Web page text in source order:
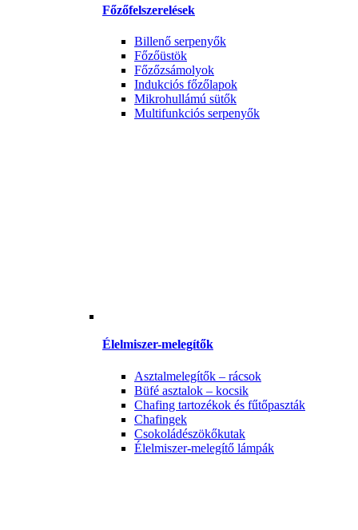
Főzőfelszerelések
Billenő serpenyők
Főzőüstök
Főzőzsámolyok
Indukciós főzőlapok
Mikrohullámú sütők
Multifunkciós serpenyők
Élelmiszer-melegítők
Asztalmelegítők – rácsok
Büfé asztalok – kocsik
Chafing tartozékok és fűtőpaszták
Chafingek
Csokoládészökőkutak
Élelmiszer-melegítő lámpák